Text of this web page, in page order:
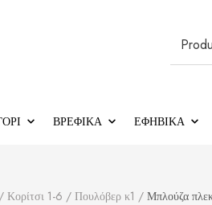
for:
ΒΡΕΦΙΚΑ ΕΦΗΒΙΚΆ
/ Κορίτσι 1-6 / Πουλόβερ κ1 / Μπλούζα